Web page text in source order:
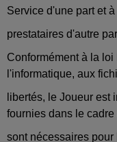
Service d'une part et
prestataires d'autre
Conformément à la
l'informatique, aux
libertés, le Joueur est
fournies dans le cadre
sont nécessaires